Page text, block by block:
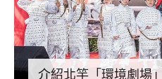
介紹北竿「環境劇場